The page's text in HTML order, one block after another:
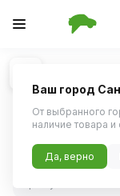
1/1
Плашка
М10х1.0,
Нет в наличии
Нет в наличии
Ваш город
От выбранного
наличие товара
Да, верно